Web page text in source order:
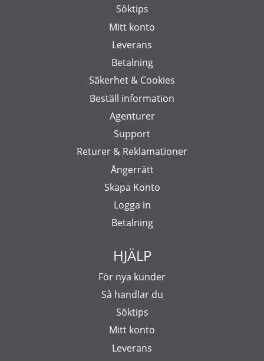
Söktips
Mitt konto
Leverans
Betalning
Säkerhet & Cookies
Beställ information
Agenturer
Support
Returer & Reklamationer
Ångerrätt
Skapa Konto
Logga in
Betalning
HJÄLP
För nya kunder
Så handlar du
Söktips
Mitt konto
Leverans